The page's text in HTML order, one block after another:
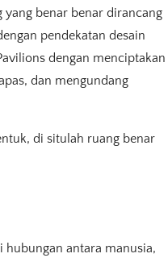
yang benar benar dirancang
pendekatan desain
dengan menciptakan
dan mengundang
di situlah ruang benar
hubungan antara manusia,